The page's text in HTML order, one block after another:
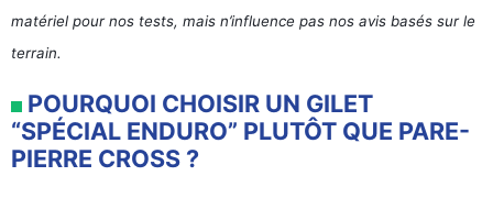
matériel pour nos tests, mais n’influence pas nos avis basés sur le
terrain.
POURQUOI CHOISIR UN GILET
“SPÉCIAL ENDURO” PLUTÔT QUE PARE-
PIERRE CROSS ?